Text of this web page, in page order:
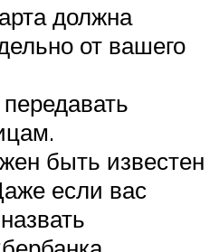
должна
от вашего
быть известен
если вас